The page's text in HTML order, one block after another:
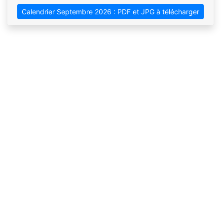
Calendrier Septembre 2026 : PDF et JPG à télécharger